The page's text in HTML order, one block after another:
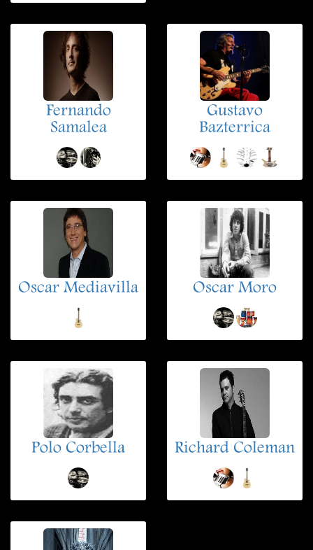
Fernando
Samalea
Gustavo
Bazterrica
Oscar Mediavilla Oscar Moro
Polo Corbella Richard Coleman